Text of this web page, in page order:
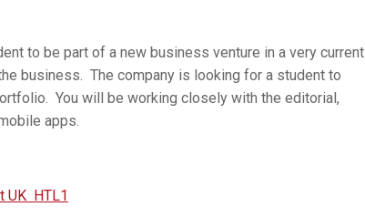
to be part of a new business venture in a very current
business. The company is looking for a student to
You will be working closely with the editorial,
apps.
UK HTL1